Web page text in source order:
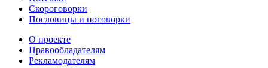
Скороговорки
Пословицы и поговорки
О проекте
Правообладателям
Рекламодателям